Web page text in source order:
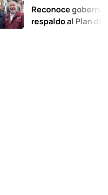
Reconoce gobernadora al
respaldo al Plan de la